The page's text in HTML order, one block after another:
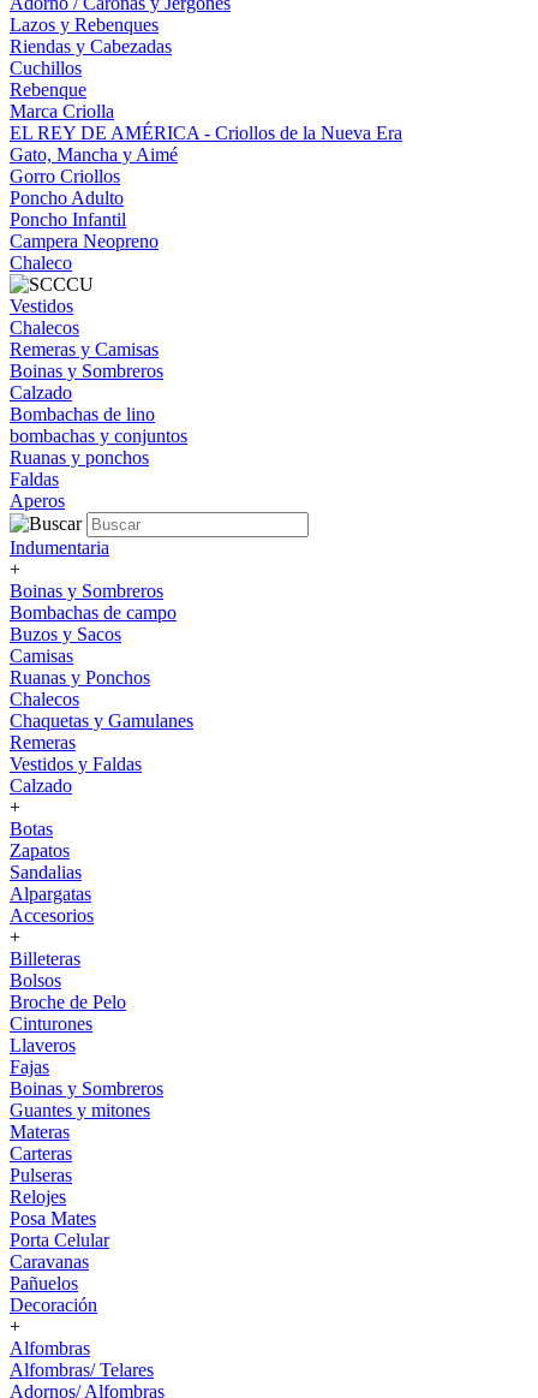
Lazos y Rebenques
Riendas y Cabezadas
Cuchillos
Rebenque
Marca Criolla
EL REY DE AMÉRICA - Criollos de la Nueva Era
Gato, Mancha y Aimé
Gorro Criollos
Poncho Adulto
Poncho Infantil
Campera Neopreno
Chaleco
Vestidos
Chalecos
Remeras y Camisas
Boinas y Sombreros
Calzado
Bombachas de lino
bombachas y conjuntos
Ruanas y ponchos
Faldas
Aperos
Indumentaria
+
Boinas y Sombreros
Bombachas de campo
Buzos y Sacos
Camisas
Ruanas y Ponchos
Chalecos
Chaquetas y Gamulanes
Remeras
Vestidos y Faldas
Calzado
+
Botas
Zapatos
Sandalias
Alpargatas
Accesorios
+
Billeteras
Bolsos
Broche de Pelo
Cinturones
Llaveros
Fajas
Boinas y Sombreros
Guantes y mitones
Materas
Carteras
Pulseras
Relojes
Posa Mates
Porta Celular
Caravanas
Pañuelos
Decoración
+
Alfombras
Alfombras/ Telares
Adornos/ Alfombras